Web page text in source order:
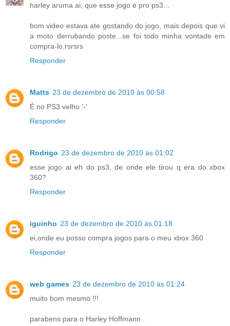
harley aruma ai, que esse jogo é pro ps3...
bom video estava ate gostando do jogo, mais depois que vi
a moto derrubando poste...se foi todo minha vontade em
compra-lo.rsrsrs
Responder
Matts 23 de dezembro de 2010 às 00:58
É no PS3 velho '-'
Responder
Rodrigo 23 de dezembro de 2010 às 01:02
esse jogo ai eh do ps3, de onde ele tirou q era do xbox
360?
Responder
iguinho 23 de dezembro de 2010 às 01:18
ei,onde eu posso compra jogos para o meu xbox 360
Responder
web games 23 de dezembro de 2010 às 01:24
muito bom mesmo !!!
parabens para o Harley Hoffmann .